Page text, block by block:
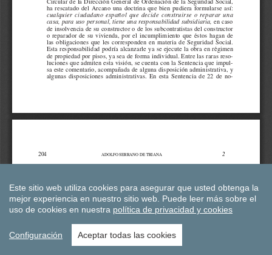
Este sitio web utiliza cookies para asegurar que usted obtenga la
mejor experiencia en nuestro sitio web. Puede leer más sobre el
uso de cookies en nuestra política de privacidad y cookies
Configuración Aceptar todas las cookies